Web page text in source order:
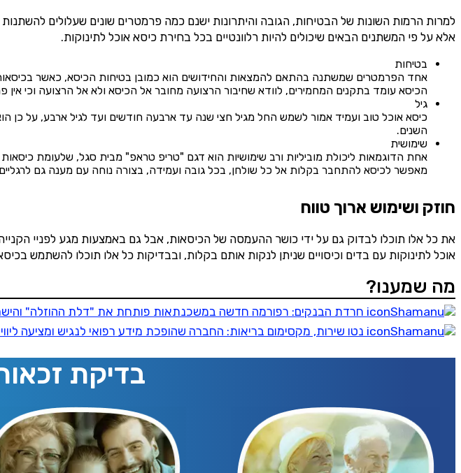
למרות הרמות השונות של הבטיחות, הגובה והיתרונות ישנם כמה פרמטרים שונים שעלולים
אלא על פי המשתנים הבאים שיכולים להיות רלוונטיים בכל בחירת כיסא אוכל לתינוקות.
בטיחות
אחד הפרמטרים שמשתנה בהתאם להמצאות והחידושים הוא כמובן בטיחות הכיסא, כאשר בכיסאות
הכיסא עומד בתקנים המחמירים, לוודא שחיבור הרצועה מחובר אל הכיסא ולא אל הרצועה וכי אין
גיל
כיסא אוכל טוב ועמיד אמור לשמש החל מגיל חצי שנה עד ארבעה חודשים ועד לגיל ארבע, על כן
השנים.
שימושית
מאפשר לכיסא להתחבר בקלות אל כל שולחן, בכל גובה ועמידה, בצורה נוחה עם מענה גם לרגליים
חוזק ושימוש ארוך טווח
את כל אלו תוכלו לבדוק גם על ידי כושר ההעמסה של הכיסאות, אבל גם באמצעות מגע לפניי
אוכל לתינוקות עם בדים וכיסויים שניתן לנקות אותם בקלות, ובבדיקות כל אלו תוכלו להשתמש
מה שמענו?
חרדת הבנקים: רפורמה חדשה במשכנתאות פותחת את "דלת ההוזלה"
נטו שירות, מקסימום בריאות: החברה שהופכת מידע רפואי לנגיש ומציעה ליווי
בדיקת
הירשמו
מתוכן
שליחה
בדיקת זכאות להחזרי מס
✔️ סייענו למאות אלפי
לקבל8,500ש"ח החזר מס
נייד
שכר ב-6 השנים האחרונות
שילמת מס הכנסה ב-6 השנים האחרונות?
משכת כספים מקרן פנסיה,